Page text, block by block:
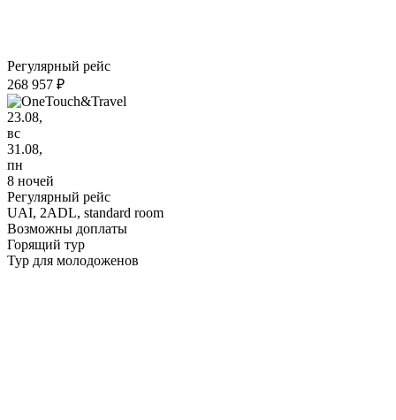
Регулярный рейс
268 957 ₽
23.08,
вс
31.08,
пн
8 ночей
Регулярный рейс
UAI, 2ADL, standard room
Возможны доплаты
Горящий тур
Тур для молодоженов